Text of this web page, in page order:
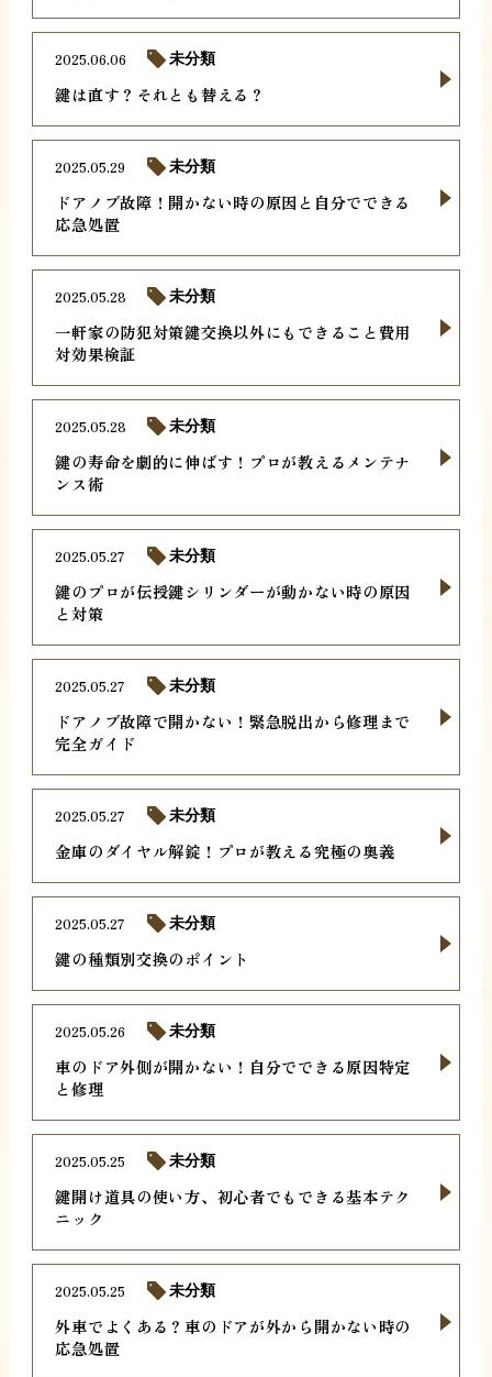
鍵は直す？それとも替える？
2025.06.06 未分類
ドアノブ故障！開かない時の原因と自分でできる
応急処置
2025.05.29 未分類
一軒家の防犯対策鍵交換以外にもできること費用
対効果検証
2025.05.28 未分類
鍵の寿命を劇的に伸ばす！プロが教えるメンテナ
ンス術
2025.05.28 未分類
鍵のプロが伝授鍵シリンダーが動かない時の原因
と対策
2025.05.27 未分類
ドアノブ故障で開かない！緊急脱出から修理まで
完全ガイド
2025.05.27 未分類
金庫のダイヤル解錠！プロが教える究極の奥義
2025.05.27 未分類
鍵の種類別交換のポイント
2025.05.27 未分類
車のドア外側が開かない！自分でできる原因特定
と修理
2025.05.26 未分類
鍵開け道具の使い方、初心者でもできる基本テク
ニック
2025.05.25 未分類
外車でよくある？車のドアが外から開かない時の
応急処置
2025.05.25 未分類